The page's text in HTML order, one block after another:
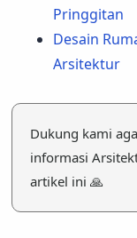
Pringgitan
Desain
Arsitektur
Dukung kami
informasi
artikel ini 🙏